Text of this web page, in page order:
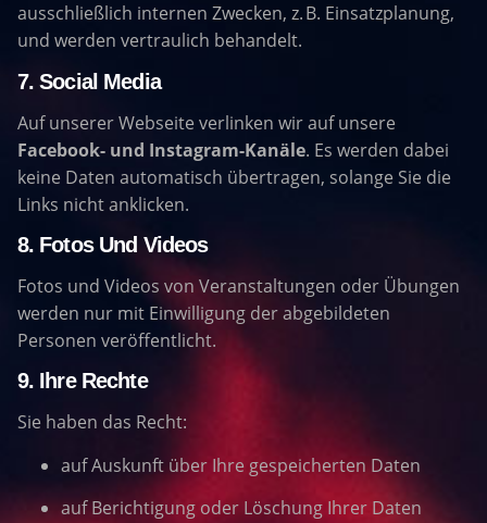
ausschließlich internen Zwecken, z. B. Einsatzplanung,
und werden vertraulich behandelt.
7. Social Media
Auf unserer Webseite verlinken wir auf unsere
Facebook- und Instagram-Kanäle. Es werden dabei
keine Daten automatisch übertragen, solange Sie die
Links nicht anklicken.
8. Fotos Und Videos
Fotos und Videos von Veranstaltungen oder Übungen
werden nur mit Einwilligung der abgebildeten
Personen veröffentlicht.
9. Ihre Rechte
Sie haben das Recht:
auf Auskunft über Ihre gespeicherten Daten
auf Berichtigung oder Löschung Ihrer Daten